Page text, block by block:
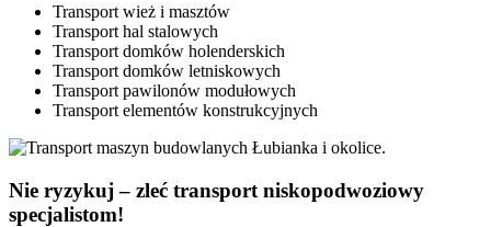
Transport wież i masztów
Transport hal stalowych
Transport domków holenderskich
Transport domków letniskowych
Transport pawilonów modułowych
Transport elementów konstrukcyjnych
Nie ryzykuj – zleć transport niskopodwoziowy
specjalistom!